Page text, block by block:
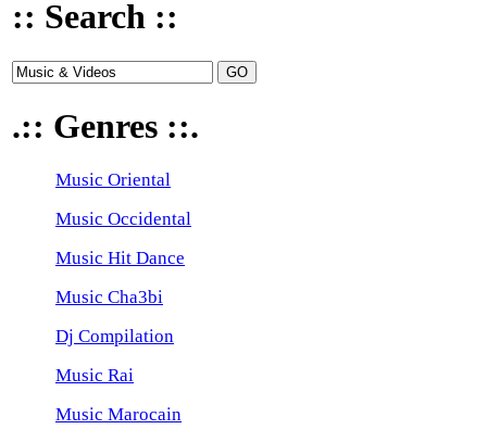
:: Search ::
.:: Genres ::.
Music Oriental
Music Occidental
Music Hit Dance
Music Cha3bi
Dj Compilation
Music Rai
Music Marocain